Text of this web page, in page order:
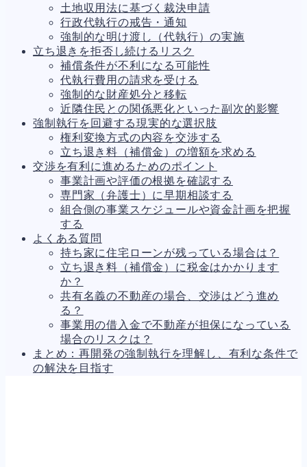
土地収用法に基づく裁決申請
行政代執行の戒告・通知
強制的な明け渡し（代執行）の実施
立ち退きを拒否し続けるリスク
補償条件が不利になる可能性
代執行費用の請求を受ける
強制的な財産処分と移転
近隣住民との関係悪化といった副次的影響
強制執行を回避する現実的な選択肢
権利変換方式の内容を交渉する
立ち退き料（補償金）の増額を求める
交渉を有利に進めるためのポイント
事業計画や評価の根拠を確認する
専門家（弁護士）に早期相談する
組合側の事業スケジュールや資金計画を把握
する
よくある質問
持ち家に住宅ローンが残っている場合は？
立ち退き料（補償金）に税金はかかります
か？
共有名義の不動産の場合、交渉はどう進め
る？
事業用の借入金で不動産が担保になっている
場合のリスクは？
まとめ：再開発の強制執行を理解し、有利な条件で
の解決を目指す